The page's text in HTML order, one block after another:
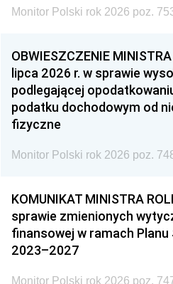
Monitor Polski rok 2026 poz.
OBWIESZCZENIE
lipca 2026 r. w sprawie
podlegającej
podatku dochodowym od
fizyczne
Monitor Polski rok 2026 poz.
KOMUNIKAT MINISTRA
sprawie zmienionych
finansowej w ramach
2023–2027
Monitor Polski rok 2026 poz.